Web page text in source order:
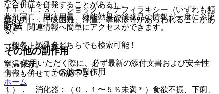
な合併症を併発することがある）。
貯法
（保管上の注意）
室温保存。
ホーム
１１．１．３． ショック、アナフィラキシー（いずれも頻
度不明）：呼吸困難、浮腫、蕁麻疹等があらわれることがあ
る。
その他の副作用
１１．２． その他の副作用
１）． 消化器：（０．１〜５％未満＊）食欲不振、下痢、
薬剤写真、用法用量、効能効果や後発品の情報が一度に参照
でき、関連情報へ簡単にアクセスができます。
一般名、製品名どちらでも検索可能！
※ ご使用いただく際に、必ず最新の添付文書および安全性
情報も併せてご確認下さい。